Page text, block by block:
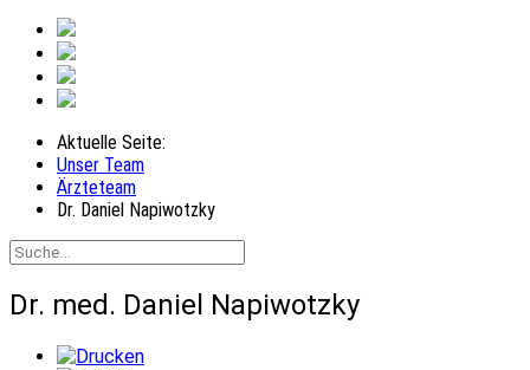
Aktuelle Seite:
Unser Team
Ärzteteam
Dr. Daniel Napiwotzky
Dr. med. Daniel Napiwotzky